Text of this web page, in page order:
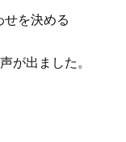
を決める
が出ました。